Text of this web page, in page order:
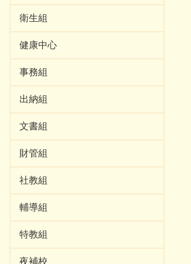
衛生組
健康中心
事務組
出納組
文書組
財管組
社教組
輔導組
特教組
夜補校